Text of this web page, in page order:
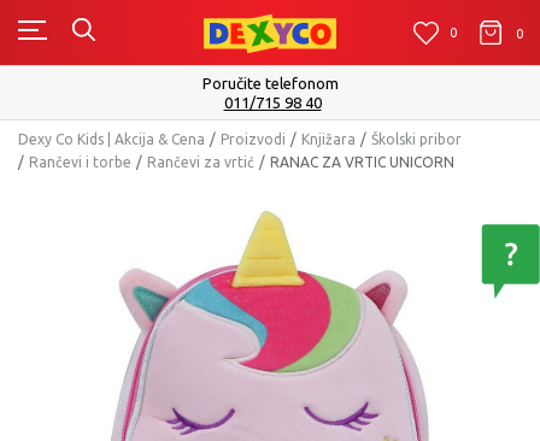
0 0 0
Poručite telefonom
011/715 98 40
Dexy Co Kids | Akcija & Cena Proizvodi Knjižara
Školski pribor
Rančevi i torbe
Rančevi za vrtić RANAC ZA VRTIC UNICORN